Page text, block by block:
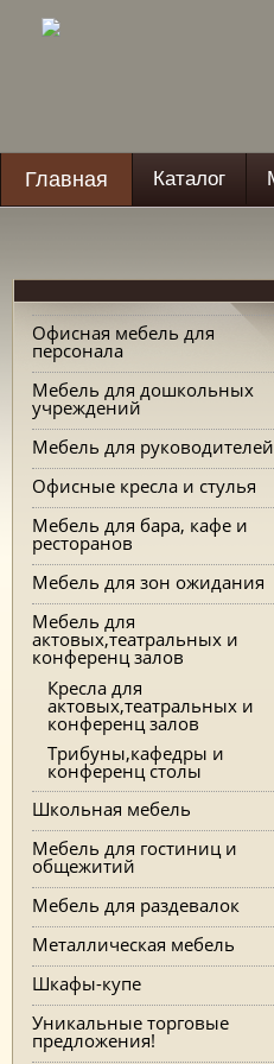
Главная Каталог
Офисная мебель для
персонала
Мебель для дошкольных
учреждений
Мебель для руководителей
Офисные кресла и стулья
Мебель для бара, кафе и
ресторанов
Мебель для зон ожидания
Мебель для
актовых,театральных и
конференц залов
Кресла для
актовых,театральных и
конференц залов
Трибуны,кафедры и
конференц столы
Школьная мебель
Мебель для гостиниц и
общежитий
Мебель для раздевалок
Металлическая мебель
Шкафы-купе
Уникальные торговые
предложения!